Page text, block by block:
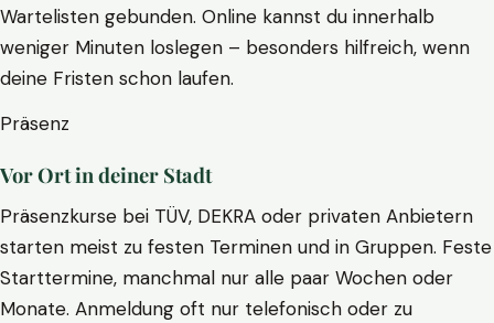
Wartelisten gebunden. Online kannst du innerhalb
weniger Minuten loslegen – besonders hilfreich, wenn
deine Fristen schon laufen.
Präsenz
Vor Ort in deiner Stadt
Präsenzkurse bei TÜV, DEKRA oder privaten Anbietern
starten meist zu festen Terminen und in Gruppen. Feste
Starttermine, manchmal nur alle paar Wochen oder
Monate. Anmeldung oft nur telefonisch oder zu